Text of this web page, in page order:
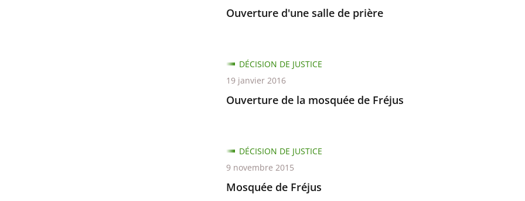
Ouverture d'une salle de prière
Ouverture de la mosquée de Fréjus
DÉCISION DE JUSTICE
19 janvier 2016
Mosquée de Fréjus
DÉCISION DE JUSTICE
9 novembre 2015